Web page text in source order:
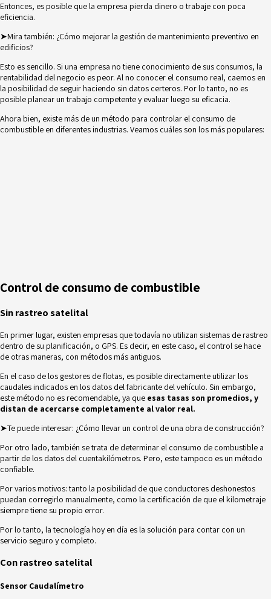
Entonces, es posible que la empresa pierda dinero o trabaje con poca
eficiencia.
➤Mira también: ¿Cómo mejorar la gestión de mantenimiento preventivo en
edificios?
Esto es sencillo. Si una empresa no tiene conocimiento de sus consumos, la
rentabilidad del negocio es peor. Al no conocer el consumo real, caemos en
la posibilidad de seguir haciendo sin datos certeros. Por lo tanto, no es
posible planear un trabajo competente y evaluar luego su eficacia.
Ahora bien, existe más de un método para controlar el consumo de
combustible en diferentes industrias. Veamos cuáles son los más populares:
Control de consumo de combustible
Sin rastreo satelital
En primer lugar, existen empresas que todavía no utilizan sistemas de rastreo
dentro de su planificación, o GPS. Es decir, en este caso, el control se hace
de otras maneras, con métodos más antiguos.
En el caso de los gestores de flotas, es posible directamente utilizar los
caudales indicados en los datos del fabricante del vehículo. Sin embargo,
este método no es recomendable, ya que esas tasas son promedios, y
distan de acercarse completamente al valor real.
➤Te puede interesar: ¿Cómo llevar un control de una obra de construcción?
Por otro lado, también se trata de determinar el consumo de combustible a
partir de los datos del cuentakilómetros. Pero, este tampoco es un método
confiable.
Por varios motivos: tanto la posibilidad de que conductores deshonestos
puedan corregirlo manualmente, como la certificación de que el kilometraje
siempre tiene su propio error.
Por lo tanto, la tecnología hoy en día es la solución para contar con un
servicio seguro y completo.
Con rastreo satelital
Sensor Caudalímetro